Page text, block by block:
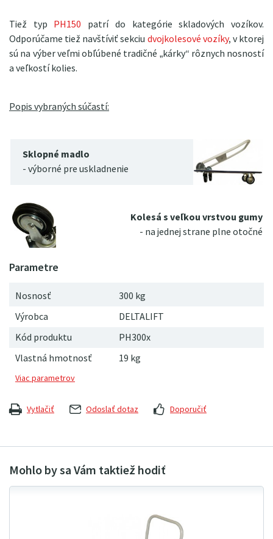
Tiež typ PH150 patrí do kategórie skladových vozíkov.
Odporúčame tiež navštíviť sekciu dvojkolesové vozíky, v ktorej
sú na výber veľmi obľúbené tradičné „kárky“ rôznych nosností
a veľkostí kolies.
Popis vybraných súčastí:
Sklopné madlo
- výborné pre uskladnenie
Kolesá s veľkou vrstvou gumy
- na jednej strane plne otočné
Nosnosť
300 kg
Výrobca
DELTALIFT
Kód produktu
PH300x
Vlastná hmotnosť
19 kg
Vytlačiť Odoslať dotaz Doporučiť